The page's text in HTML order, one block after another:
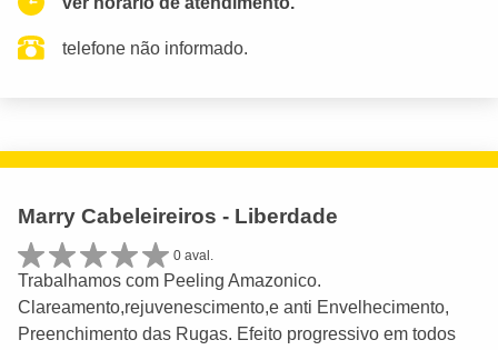
telefone não informado.
Marry Cabeleireiros - Liberdade
0 aval.
Trabalhamos com Peeling Amazonico.
Clareamento,rejuvenescimento,e anti Envelhecimento,
Preenchimento das Rugas. Efeito progressivo em todos